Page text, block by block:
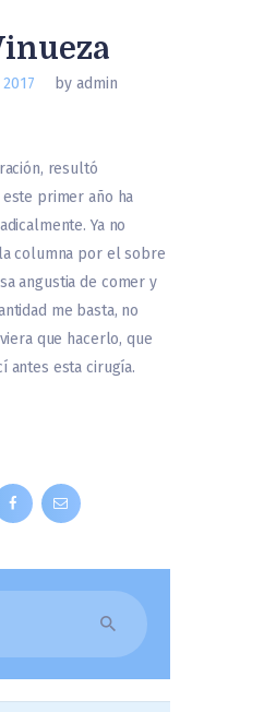
by admin
resultó
primer año ha
Ya no
columna por el sobre
angustia de comer y
me basta, no
que hacerlo, que
antes esta cirugía.